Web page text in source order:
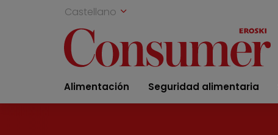
Castellano
Alimentación Seguridad alimentaria